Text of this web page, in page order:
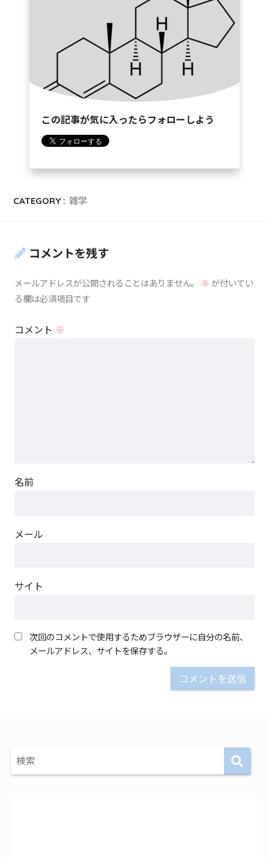
この記事が気に入ったらフォローしよう
CATEGORY : 雑学
コメントを残す
メールアドレスが公開されることはありません。 ※が付いてい
る欄は必須項目です
コメント ※
名前
メール
サイト
次回のコメントで使用するためブラウザーに自分の名前、
メールアドレス、サイトを保存する。